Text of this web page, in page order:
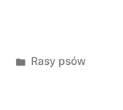
Opublikowano
Rasy psów